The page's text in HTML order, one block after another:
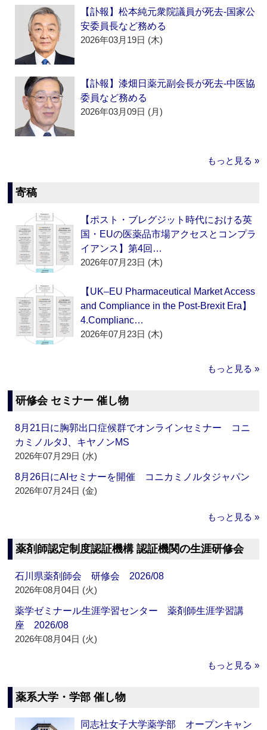
【訃報】松本純元衆院議員が死去‐国家公
安委員長など務める
2026年03月19日 (木)
【訃報】漆畑日薬元副会長が死去‐中医協
委員など務める
2026年03月09日 (月)
もっと見る »
寄稿
【ポスト・ブレグジット時代における英
国・EUの医薬品市場アクセスとコンプラ
イアンス】第4回…
2026年07月23日 (木)
【UK–EU Pharmaceutical Market Access
and Compliance in the Post-Brexit Era】
4.Complianc…
2026年07月23日 (木)
もっと見る »
研修会 セミナー 催し物
8月21日に胸郭出口症候群でオンラインセミナー コニ
カミノルタJ、キヤノンMS
2026年07月29日 (水)
8月26日にAIセミナーを開催 コニカミノルタジャパン
2026年07月24日 (金)
もっと見る »
薬剤師認定制度認証機構 認証機関の生涯研修会
石川県薬剤師会 研修会 2026/08
2026年08月04日 (火)
薬学ゼミナール生涯学習センター 薬剤師生涯学習講
座 2026/08
2026年08月04日 (火)
もっと見る »
薬系大学・学部 催し物
同志社女子大学薬学部 オープンキャン